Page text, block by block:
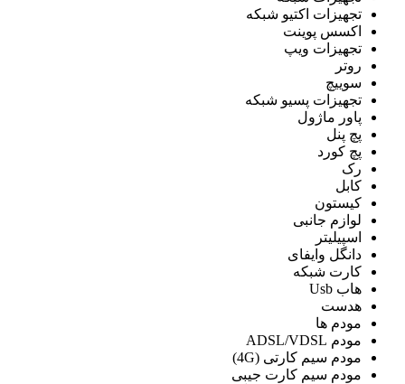
تجهیزات اکتیو شبکه
اکسس پوینت
تجهیزات ویپ
روتر
سوییچ
تجهیزات پسیو شبکه
پاور ماژول
پچ پنل
پچ کورد
رک
کابل
کیستون
لوازم جانبی
اسپیلیتر
دانگل وایفای
کارت شبکه
هاب Usb
هدست
مودم ها
مودم ADSL/VDSL
مودم سیم کارتی (4G)
مودم سیم کارت جیبی